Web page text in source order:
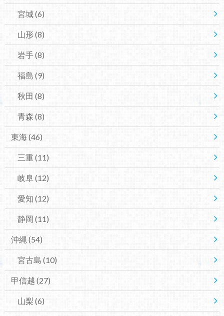
宮城(6)
山形 (8)
岩手(8)
福島 (9)
秋田 (8)
青森 (8)
東海(46)
三重(11)
岐阜(12)
愛知 (12)
静岡 (11)
沖縄 (54)
宮古島 (10)
甲信越 (27)
山梨 (6)